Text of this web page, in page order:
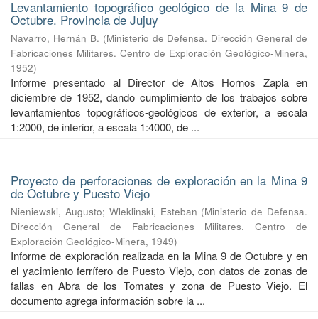
Levantamiento topográfico geológico de la Mina 9 de
Octubre. Provincia de Jujuy
Navarro, Hernán B. (Ministerio de Defensa. Dirección General de
Fabricaciones Militares. Centro de Exploración Geológico-Minera,
1952)
Informe presentado al Director de Altos Hornos Zapla en
diciembre de 1952, dando cumplimiento de los trabajos sobre
levantamientos topográficos-geológicos de exterior, a escala
1:2000, de interior, a escala 1:4000, de ...
Proyecto de perforaciones de exploración en la Mina 9
de Octubre y Puesto Viejo
Nieniewski, Augusto; Wleklinski, Esteban (Ministerio de Defensa.
Dirección General de Fabricaciones Militares. Centro de
Exploración Geológico-Minera, 1949)
Informe de exploración realizada en la Mina 9 de Octubre y en
el yacimiento ferrífero de Puesto Viejo, con datos de zonas de
fallas en Abra de los Tomates y zona de Puesto Viejo. El
documento agrega información sobre la ...